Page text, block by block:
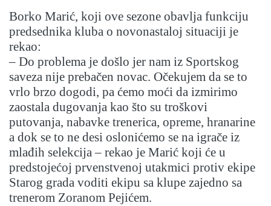
Borko Marić, koji ove sezone obavlja funkciju
predsednika kluba o novonastaloj situaciji je
rekao:
– Do problema je došlo jer nam iz Sportskog
saveza nije prebačen novac. Očekujem da se to
vrlo brzo dogodi, pa ćemo moći da izmirimo
zaostala dugovanja kao što su troškovi
putovanja, nabavke trenerica, opreme, hranarine
a dok se to ne desi oslonićemo se na igrače iz
mlađih selekcija – rekao je Marić koji će u
predstojećoj prvenstvenoj utakmici protiv ekipe
Starog grada voditi ekipu sa klupe zajedno sa
trenerom Zoranom Pejićem.